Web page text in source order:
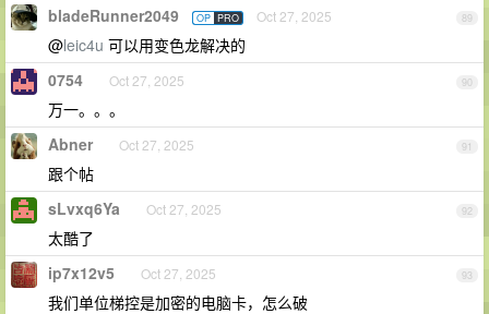
89
bladeRunner2049 OP PRO Oct 27, 2025
@leic4u 可以用变色龙解决的
90
0754 Oct 27, 2025
万一。。。
91
Abner Oct 27, 2025
跟个帖
92
sLvxq6Ya Oct 27, 2025
太酷了
93
ip7x12v5 Oct 27, 2025
我们单位梯控是加密的电脑卡，怎么破